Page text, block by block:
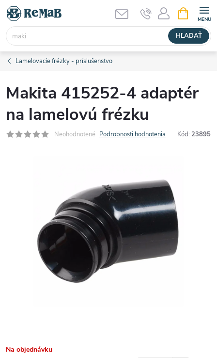
Prejsť
obsah
HĽADAŤ
KOŠÍK
Lamelovacie frézky - príslušenstvo
Makita 415252-4 adaptér
na lamelovú frézku
Neohodnotené Podrobnosti hodnotenia Kód: 23895
Na objednávku